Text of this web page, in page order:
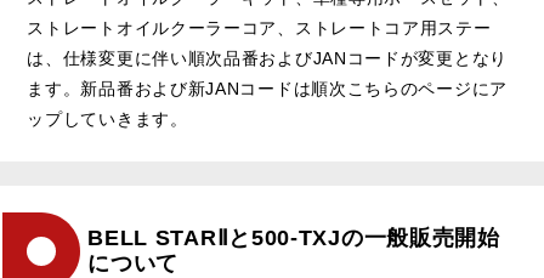
ストレートオイルクーラーコア、ストレートコア用ステー
は、仕様変更に伴い順次品番およびJANコードが変更となり
ます。新品番および新JANコードは順次こちらのページにア
ップしていきます。
BELL STARⅡと500-TXJの一般販売開始
について